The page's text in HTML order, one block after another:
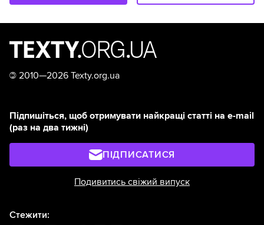
© 2010—2026 Texty.org.ua
Підпишіться, щоб отримувати найкращі статті на e-mail
(раз на два тижні)
ПІДПИСАТИСЯ
Подивитись свіжий випуск
Стежити: